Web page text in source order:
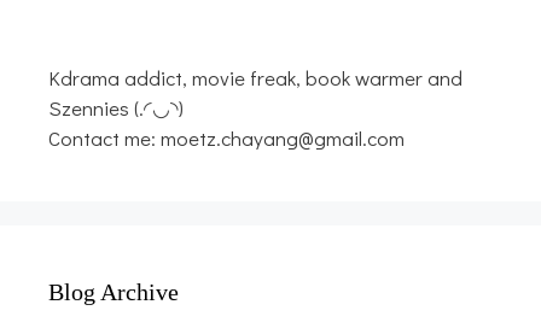
Kdrama addict, movie freak, book warmer and
Szennies (.◜◡◝)
Contact me: moetz.chayang@gmail.com
Blog Archive